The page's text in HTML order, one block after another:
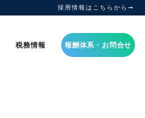
採用情報はこちらから➞
税務情報 報酬体系・お問合せ